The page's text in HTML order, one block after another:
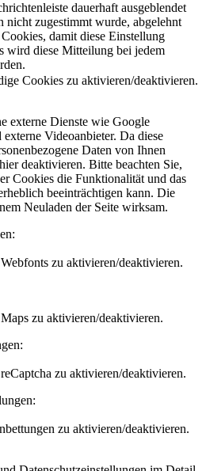
dauerhaft ausgeblendet
nicht zugestimmt wurde, abgelehnt
damit diese Einstellung
wird diese Mitteilung bei jedem
Cookies zu aktivieren/deaktivieren.
externe Dienste wie Google
Videoanbieter. Da diese
Daten von Ihnen
deaktivieren. Bitte beachten Sie,
Cookies die Funktionalität und das
beeinträchtigen kann. Die
Neuladen der Seite wirksam.
zu aktivieren/deaktivieren.
zu aktivieren/deaktivieren.
zu aktivieren/deaktivieren.
zu aktivieren/deaktivieren.